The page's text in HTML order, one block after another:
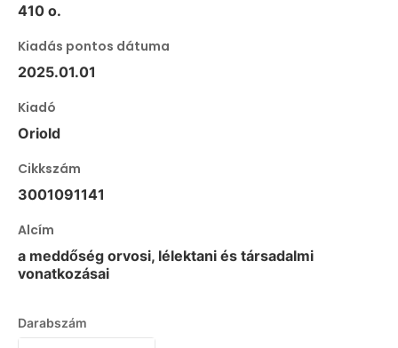
410 o.
Kiadás pontos dátuma
2025.01.01
Kiadó
Oriold
Cikkszám
3001091141
Alcím
a meddőség orvosi, lélektani és társadalmi
vonatkozásai
Darabszám